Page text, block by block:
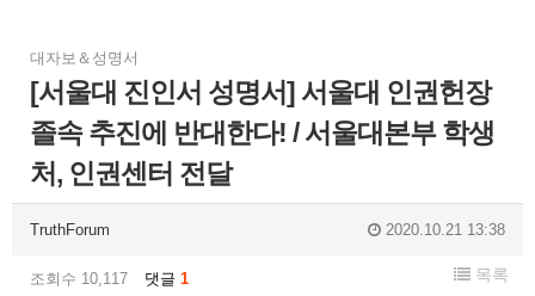
대자보＆성명서
[서울대 진인서 성명서] 서울대 인권헌장
졸속 추진에 반대한다! / 서울대본부 학생
처, 인권센터 전달
TruthForum 2020.10.21 13:38
조회수 10,117 댓글 1 목록